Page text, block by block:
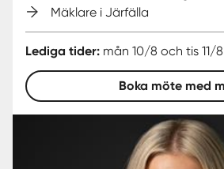
Mäklare i Järfälla
Lediga tider: mån 10/8 och tis 11/8
Boka möte med